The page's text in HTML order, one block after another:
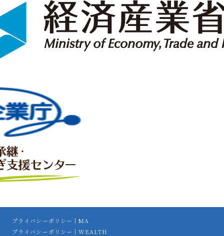
プライバシーポリシー｜MA
プライバシーポリシー｜WEALTH